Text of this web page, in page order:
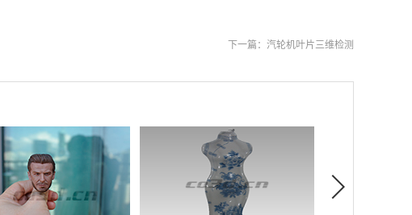
下一篇： 汽轮机叶片三维检测